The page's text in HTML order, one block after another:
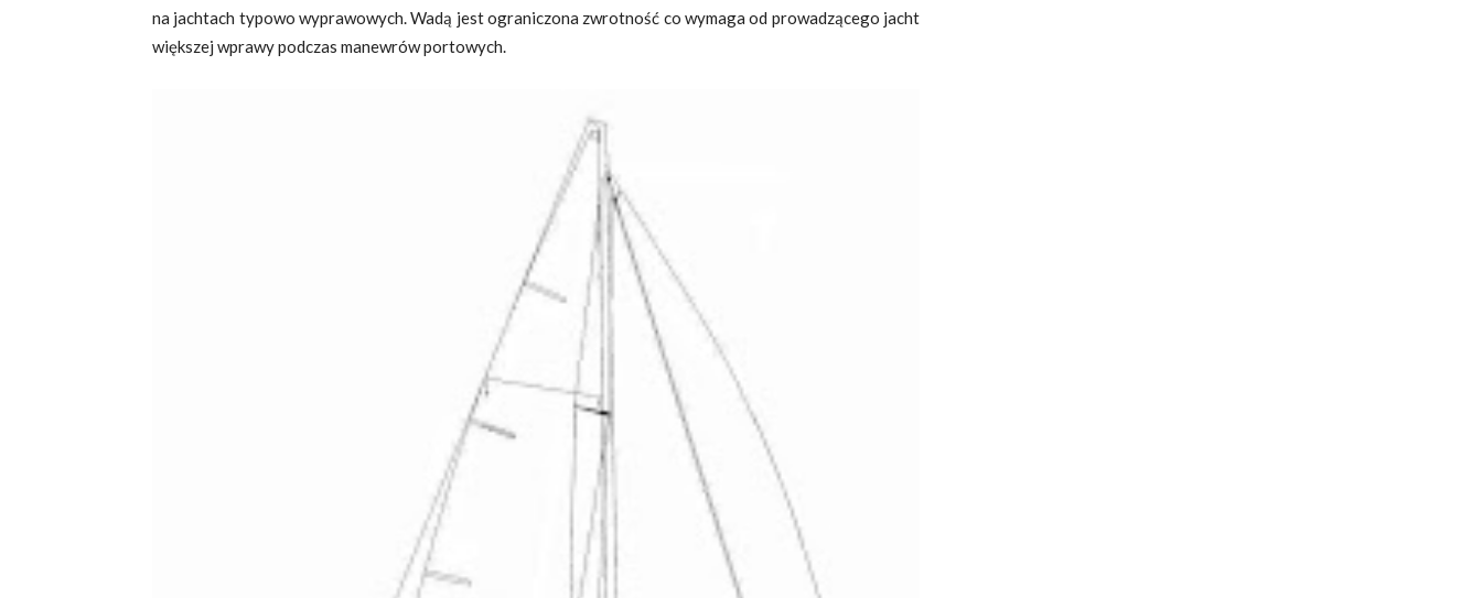
na jachtach typowo wyprawowych. Wadą jest ograniczona zwrotność co wymaga od prowadzącego jacht
większej wprawy podczas manewrów portowych.